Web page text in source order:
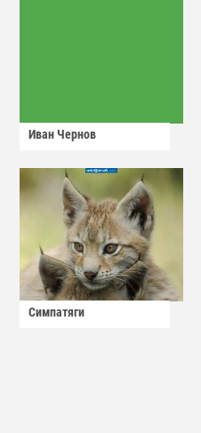
Иван Чернов
Симпатяги